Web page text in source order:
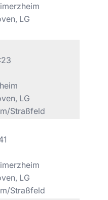
LG
LG
Straßfeld
LG
Straßfeld